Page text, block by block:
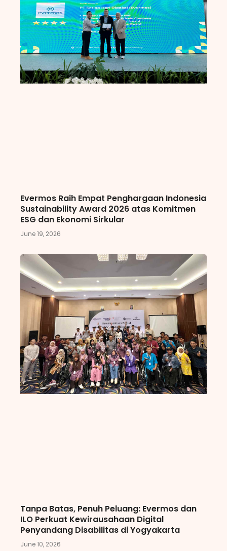
Evermos Raih Empat Penghargaan Indonesia
Sustainability Award 2026 atas Komitmen
ESG dan Ekonomi Sirkular
June 19, 2026
Tanpa Batas, Penuh Peluang: Evermos dan
ILO Perkuat Kewirausahaan Digital
Penyandang Disabilitas di Yogyakarta
June 10, 2026